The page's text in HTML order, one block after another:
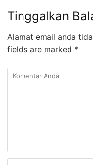
Tinggalkan
Alamat email anda
fields are marked *